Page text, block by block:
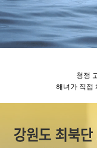
청정
해녀가 직접